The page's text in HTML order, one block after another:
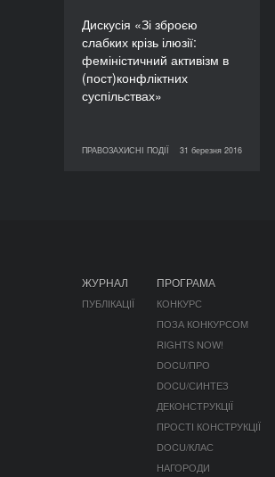
Дискусія «Зі зброєю
слабких крізь ілюзії:
феміністичний активізм в
(пост)конфліктних
суспільствах»
ПРАВОЗАХИСНІ ПОДІЇ 31 березня 2016
ПРАВОЗАХИСНІ ПОДІЇ
31 березня 2016
ЖУРНАЛ
ПУБЛІКАЦІЇ
ПРОГРАМА
КОНКУРС
ПОЗА КОНКУРСОМ
RIGHTS NOW!
DOCU/ПРО
DOCU/СИНТЕЗ
ДЕКОНСТРУКЦІЇ
ПРОСТІ КОНСТРУКЦІЇ
DOCU/КЛАС
НАГОРОДИ